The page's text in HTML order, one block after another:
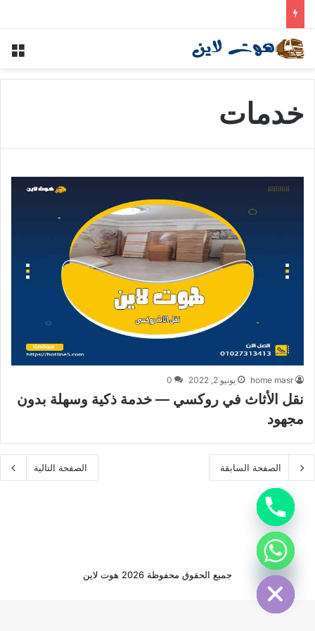
خدمات
home masr يونيو 2, 2022 0
نقل الأثاث في روكسي — خدمة ذكية وسهلة بدون
مجهود
الصفحة السابقة الصفحة التالية
جميع الحقوق محفوظة 2026 هوت لاين
Hide
Hide